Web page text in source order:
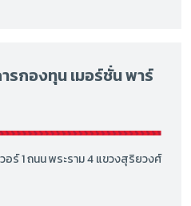
กองทุน เมอร์ชั่น พาร์
อร์ 1 ถนน พระราม 4 แขวงสุริยวงศ์